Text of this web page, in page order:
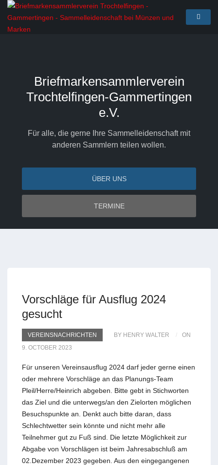
Briefmarkensammlerverein
Trochtelfingen-Gammertingen
e.V.
Für alle, die gerne Ihre Sammelleidenschaft mit
anderen Sammlern teilen wollen.
ÜBER UNS
TERMINE
Vorschläge für Ausflug 2024
gesucht
VEREINSNACHRICHTEN BY HENRY WALTER
ON
9. OCTOBER 2023
Für unseren Vereinsausflug 2024 darf jeder gerne einen
oder mehrere Vorschläge an das Planungs-Team
Pleil/Herre/Heinrich abgeben. Bitte gebt in Stichworten
das Ziel und die unterwegs/an den Zielorten möglichen
Besuchspunkte an. Denkt auch bitte daran, dass
Schlechtwetter sein könnte und nicht mehr alle
Teilnehmer gut zu Fuß sind. Die letzte Möglichkeit zur
Abgabe von Vorschlägen ist beim Jahresabschluß am
02.Dezember 2023 gegeben. Aus den eingegangenen